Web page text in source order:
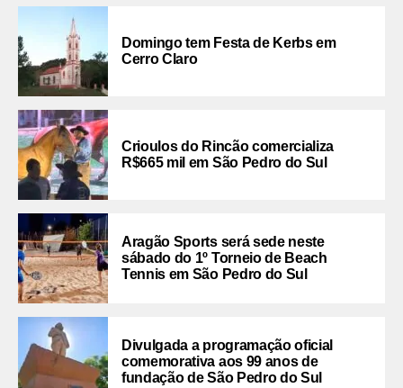
Domingo tem Festa de Kerbs em
Cerro Claro
Crioulos do Rincão comercializa
R$665 mil em São Pedro do Sul
Aragão Sports será sede neste
sábado do 1º Torneio de Beach
Tennis em São Pedro do Sul
Divulgada a programação oficial
comemorativa aos 99 anos de
fundação de São Pedro do Sul